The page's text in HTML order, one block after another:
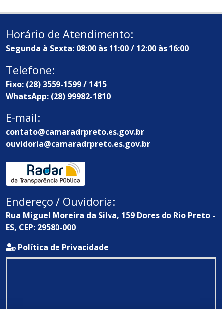
Horário de Atendimento:
Segunda à Sexta: 08:00 às 11:00 / 12:00 às 16:00
Telefone:
Fixo: (28) 3559-1599 / 1415
WhatsApp: (28) 99982-1810
E-mail:
contato@camaradrpreto.es.gov.br
ouvidoria@camaradrpreto.es.gov.br
Endereço / Ouvidoria:
Rua Miguel Moreira da Silva, 159 Dores do Rio Preto -
ES, CEP: 29580-000
Política de Privacidade